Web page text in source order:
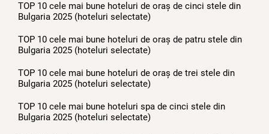
TOP 10 cele mai bune hoteluri de oraș de cinci stele din
Bulgaria 2025 (hoteluri selectate)
TOP 10 cele mai bune hoteluri de oraș de patru stele din
Bulgaria 2025 (hoteluri selectate)
TOP 10 cele mai bune hoteluri de oraș de trei stele din
Bulgaria 2025 (hoteluri selectate)
TOP 10 cele mai bune hoteluri spa de cinci stele din
Bulgaria 2025 (hoteluri selectate)